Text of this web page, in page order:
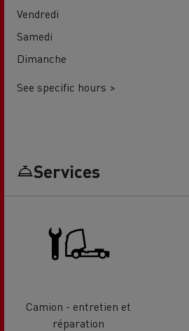
Vendredi
Samedi
Dimanche
See specific hours >
Services
Camion - entretien et
réparation